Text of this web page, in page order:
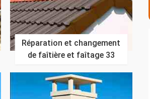
Réparation et changement
de faîtière et faîtage 33